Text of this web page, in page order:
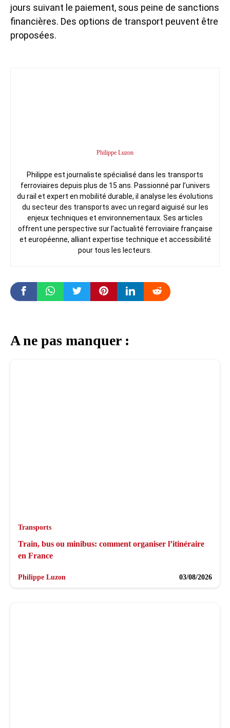
jours suivant le paiement, sous peine de sanctions
financières. Des options de transport peuvent être
proposées.
Philippe Luzon
Philippe est journaliste spécialisé dans les transports
ferroviaires depuis plus de 15 ans. Passionné par l’univers
du rail et expert en mobilité durable, il analyse les évolutions
du secteur des transports avec un regard aiguisé sur les
enjeux techniques et environnementaux. Ses articles
offrent une perspective sur l’actualité ferroviaire française
et européenne, alliant expertise technique et accessibilité
pour tous les lecteurs.
A ne pas manquer :
Transports
Train, bus ou minibus: comment organiser l’itinéraire
en France
Philippe Luzon 03/08/2026